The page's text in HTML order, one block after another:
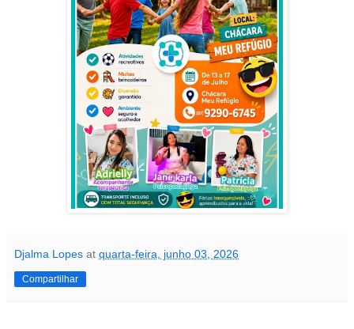
Djalma Lopes at quarta-feira, junho 03, 2026
Compartilhar